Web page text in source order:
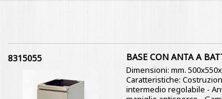
8315055 BASE CON ANTA A
Dimensioni: mm.
Caratteristiche:
intermedio regolabile -